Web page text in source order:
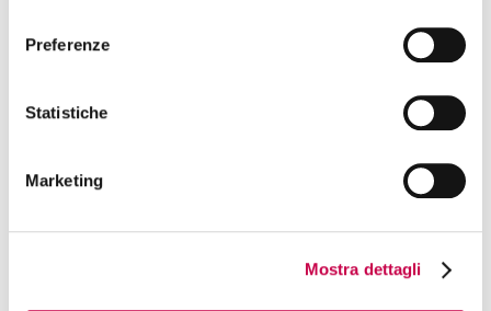
Preferenze
Statistiche
Marketing
Mostra dettagli